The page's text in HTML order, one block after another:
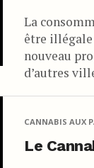
La
être illégale
nouveau
d’autres
CANNABIS AUX
Le